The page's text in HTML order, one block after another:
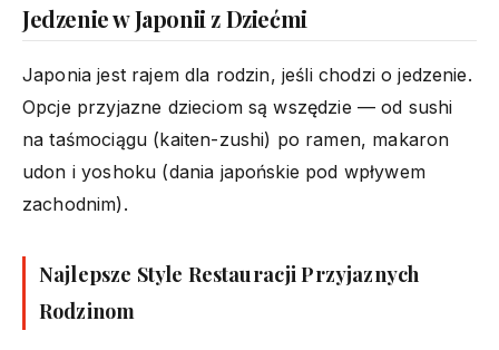
Jedzenie w Japonii z Dziećmi
Japonia jest rajem dla rodzin, jeśli chodzi o jedzenie.
Opcje przyjazne dzieciom są wszędzie — od sushi
na taśmociągu (kaiten-zushi) po ramen, makaron
udon i yoshoku (dania japońskie pod wpływem
zachodnim).
Najlepsze Style Restauracji Przyjaznych
Rodzinom